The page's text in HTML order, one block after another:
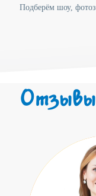
Подберём шоу,
Отзывы